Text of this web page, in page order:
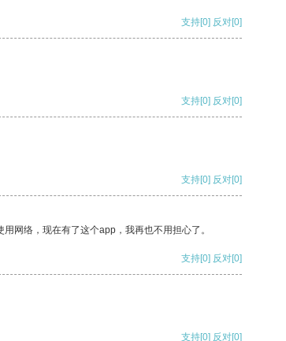
支持[0] 反对[0]
支持[0] 反对[0]
支持[0] 反对[0]
网络，现在有了这个app，我再也不用担心了。
支持[0] 反对[0]
支持[0] 反对[0]